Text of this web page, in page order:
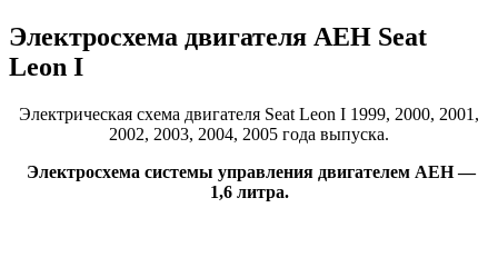
Электросхема двигателя AEH Seat
Leon I
Электрическая схема двигателя Seat Leon I 1999, 2000, 2001,
2002, 2003, 2004, 2005 года выпуска.
Электросхема системы управления двигателем AEH —
1,6 литра.